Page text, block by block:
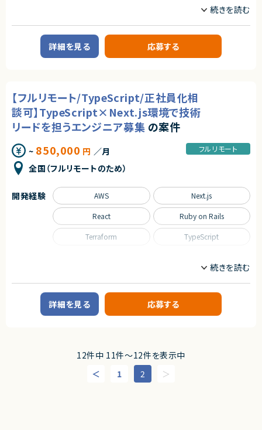
サーバーサイドエンジニア
■企業概要
■プロダクトやサービスの概要
・自社サービスおよび新規事業開発を中心にWebアプリケーションを提供
・AIツールを活用した開発体制を全案件で導入
■業務内容
・Webアプリケーションの設計、開発、テスト、リリース
・AIツール（Claude Code、Copilot等）を活用した開発
・クライアント提案〜リリース後の改善まで一貫して担当
・コードレビュー、設計レビューによる品質向上
■募集背景
・事業拡大に伴うプロジェクト増加
・少人数ユニットによる自律的開発体制の強化
■必須スキル
・Webアプリケーション開発の実務経験（5年以上、言語不問）
・フロントエンドまたはバックエンドの設計・実装経験
・チーム開発経験（Git/GitHubを用いたコラボレーション）
・ビジネスレベルの日本語コミュニケーション（目安：日本語メインでの実務
・TypeScript / React / Next.js での開発経験（当社メイン技術スタック）
・Ruby on Rails 等でのバックエンド開発経験（既存プロダクトの改善に活
詳細を見る 応募する
【フルリモート/TypeScript/正社員化相
談可】TypeScript×Next.js環境で技術
リードを担うエンジニア募集 の案件
~ 850,000 円 ／月
全国（フルリモートのため）
フルリモート
サーバーサイドエンジニア
■企業概要
・クライアント企業に対するDX推進支援（業務システム開発、新規プロダクト
開発経験 AWS Next.js
React Ruby on Rails
Terraform TypeScript
詳細を見る 応募する
12件中 11件〜12件を表示中
1
2